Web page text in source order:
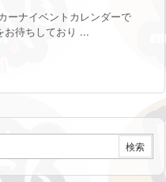
ーナイベントカレンダーで
お待ちしており ...